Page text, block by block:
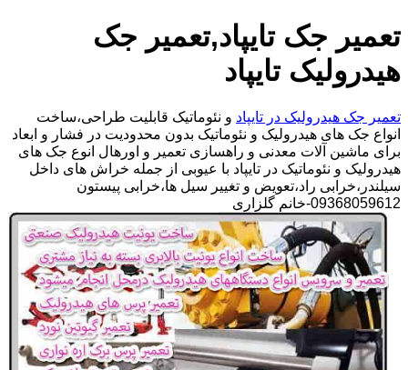
تعمیر جک تایپاد,تعمیر جک
هیدرولیک تایپاد
تعمیر جک هیدرولیک در تایپاد و نئوماتیک قابلیت طراحی،ساخت
انواع جک های هیدرولیک و نئوماتیک بدون محدودیت در فشار و ابعاد
برای ماشین آلات معدنی و راهسازی تعمیر و اورهال انوع جک های
هیدرولیک و نئوماتیک در تایپاد با عیوبی از جمله خراش های داخل
سیلندر،خرابی راد،تعویض و تغییر سیل ها،خرابی پیستون
09368059612-خانم گلزاری